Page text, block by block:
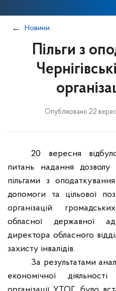
Новини
Пільги з
Опубліковано 22
20 вересня
питань надання
пільгами з
допомоги та цільової
організацій
обласної державної
директора обласного
захисту інвалідів.
За результатами
економічної діяльності